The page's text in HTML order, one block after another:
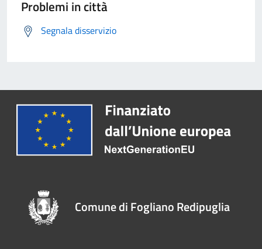
Problemi in città
Segnala disservizio
Comune di Fogliano Redipuglia